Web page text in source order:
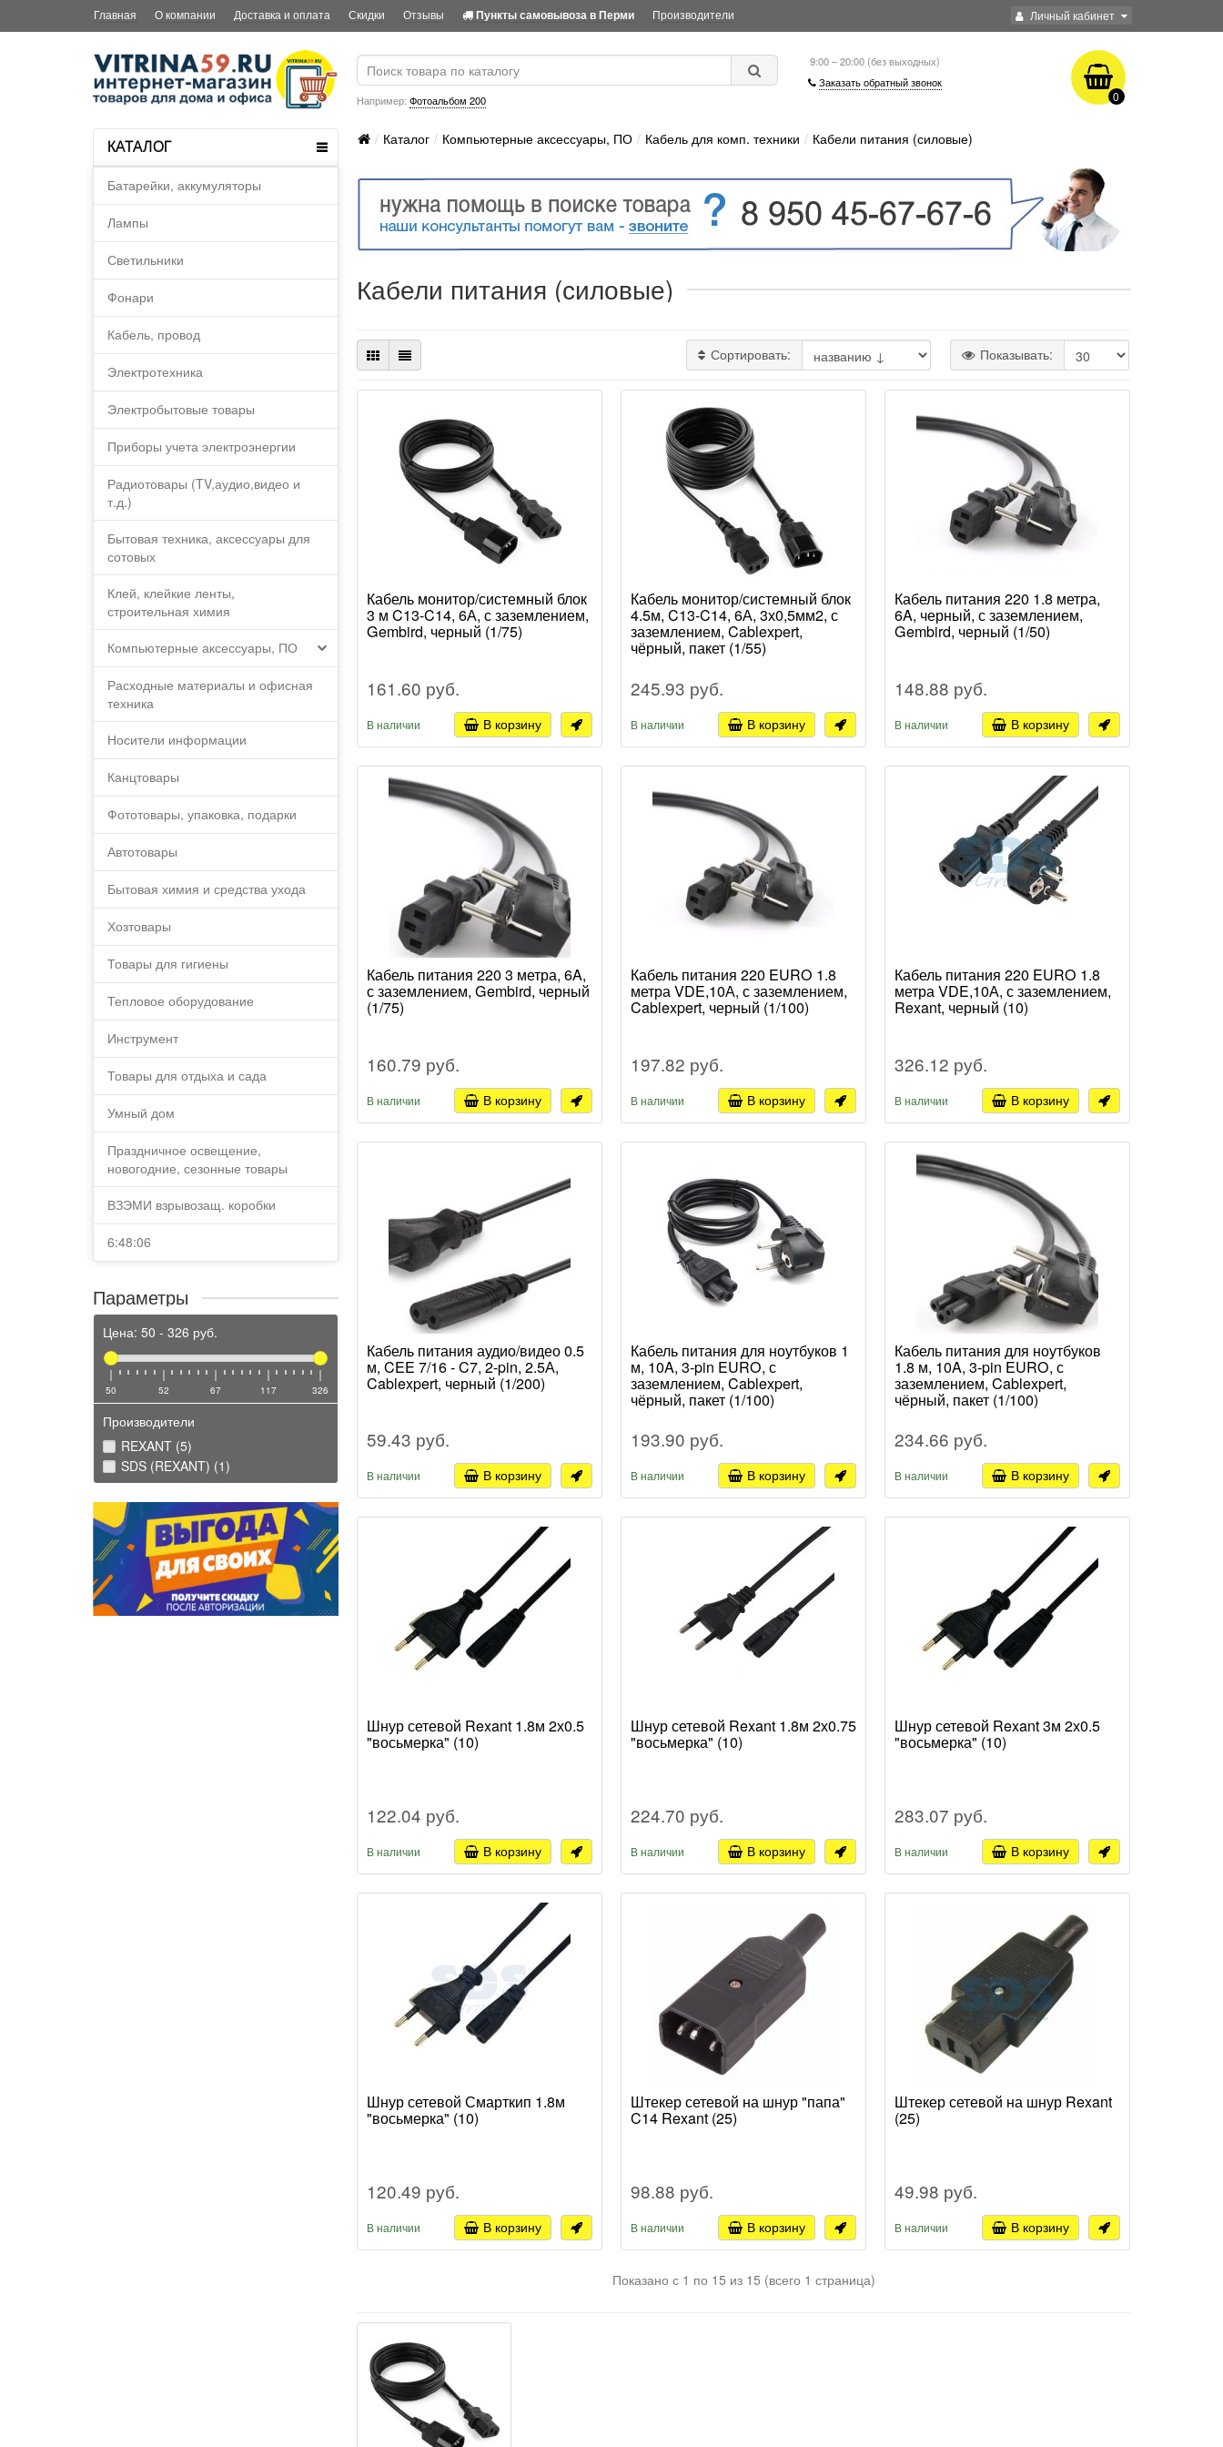
Личный кабинет
Главная О компании Доставка и оплата Скидки Отзывы Пункты самовывоза в Перми Производители
Например: Фотоальбом 200
9:00 – 20:00 (без выходных)
Заказать обратный звонок
0
КАТАЛОГ
Батарейки, аккумуляторы
Лампы
Светильники
Фонари
Кабель, провод
Электротехника
Электробытовые товары
Приборы учета электроэнергии
Радиотовары (TV,аудио,видео и
т.д.)
Бытовая техника, аксессуары для
сотовых
Клей, клейкие ленты,
строительная химия
Компьютерные аксессуары, ПО
Расходные материалы и офисная
техника
Носители информации
Канцтовары
Фототовары, упаковка, подарки
Автотовары
Бытовая химия и средства ухода
Хозтовары
Товары для гигиены
Тепловое оборудование
Инструмент
Товары для отдыха и сада
Умный дом
Праздничное освещение,
новогодние, сезонные товары
ВЗЭМИ взрывозащ. коробки
6:48:06
Каталог Компьютерные аксессуары, ПО Кабель для комп. техники Кабели питания (силовые)
Параметры
Цена: 50 - 326 руб.
50 52 67 117 326
Производители
REXANT (5)
SDS (REXANT) (1)
Кабели питания (силовые)
Сортировать: Показывать:
Кабель монитор/системный блок
3 м C13-C14, 6А, с заземлением,
Gembird, черный (1/75)
161.60 руб.
В наличии В корзину
Кабель монитор/системный блок
4.5м, C13-C14, 6А, 3х0,5мм2, с
заземлением, Cablexpert,
чёрный, пакет (1/55)
245.93 руб.
В наличии В корзину
Кабель питания 220 1.8 метра,
6A, черный, с заземлением,
Gembird, черный (1/50)
148.88 руб.
В наличии В корзину
Кабель питания 220 3 метра, 6A,
с заземлением, Gembird, черный
(1/75)
160.79 руб.
В наличии В корзину
Кабель питания 220 EURO 1.8
метра VDE,10А, с заземлением,
Cablexpert, черный (1/100)
197.82 руб.
В наличии В корзину
Кабель питания 220 EURO 1.8
метра VDE,10А, с заземлением,
Rexant, черный (10)
326.12 руб.
В наличии В корзину
Кабель питания аудио/видео 0.5
м, CEE 7/16 - C7, 2-pin, 2.5А,
Cablexpert, черный (1/200)
59.43 руб.
В наличии В корзину
Кабель питания для ноутбуков 1
м, 10A, 3-pin EURO, с
заземлением, Cablexpert,
чёрный, пакет (1/100)
193.90 руб.
В наличии В корзину
Кабель питания для ноутбуков
1.8 м, 10A, 3-pin EURO, с
заземлением, Cablexpert,
чёрный, пакет (1/100)
234.66 руб.
В наличии В корзину
Шнур сетевой Rexant 1.8м 2х0.5
"восьмерка" (10)
122.04 руб.
В наличии В корзину
Шнур сетевой Rexant 1.8м 2х0.75
"восьмерка" (10)
224.70 руб.
В наличии В корзину
Шнур сетевой Rexant 3м 2х0.5
"восьмерка" (10)
283.07 руб.
В наличии В корзину
Шнур сетевой Смарткип 1.8м
"восьмерка" (10)
120.49 руб.
В наличии В корзину
Штекер сетевой на шнур "папа"
C14 Rexant (25)
98.88 руб.
В наличии В корзину
Штекер сетевой на шнур Rexant
(25)
49.98 руб.
В наличии В корзину
Показано с 1 по 15 из 15 (всего 1 страница)